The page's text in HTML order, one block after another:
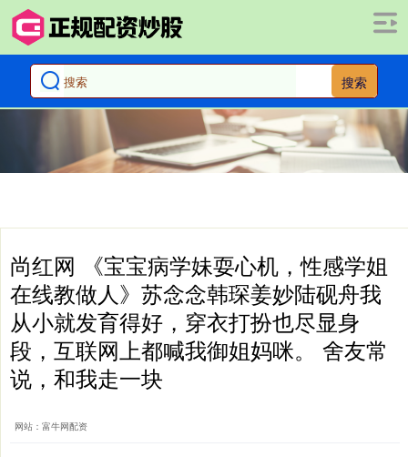
搜索
尚红网 《宝宝病学妹耍心机，性感学姐
在线教做人》苏念念韩琛姜妙陆砚舟我
从小就发育得好，穿衣打扮也尽显身
段，互联网上都喊我御姐妈咪。 舍友常
说，和我走一块
网站：富牛网配资